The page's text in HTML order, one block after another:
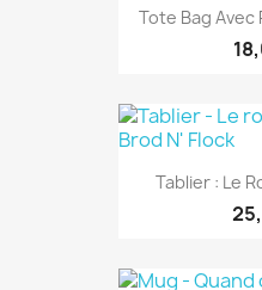
Tote Bag
Tablier : Le